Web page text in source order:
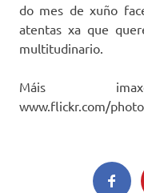
do mes de xuño
atentas xa que
multitudinario.
Máis
www.flickr.com/